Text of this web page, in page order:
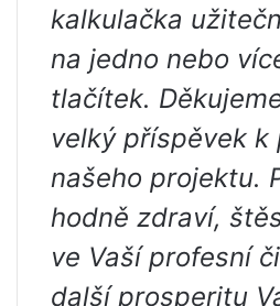
kalkulačka
na jedno nebo
tlačítek.
velký příspěvek k
našeho projektu.
hodně zdraví,
ve Vaší profesní
další prosperitu